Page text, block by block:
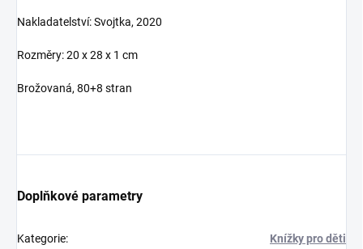
Nakladatelství: Svojtka, 2020
Rozměry: 20 x 28 x 1 cm
Brožovaná, 80+8 stran
Doplňkové parametry
Kategorie: Knížky pro děti